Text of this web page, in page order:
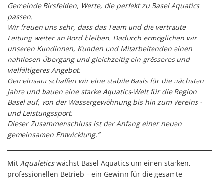
Gemeinde Birsfelden, Werte, die perfekt zu Basel Aquatics
passen.
Wir freuen uns sehr, dass das Team und die vertraute
Leitung weiter an Bord bleiben. Dadurch ermöglichen wir
unseren Kundinnen, Kunden und Mitarbeitenden einen
nahtlosen Übergang und gleichzeitig ein grösseres und
vielfältigeres Angebot.
Gemeinsam schaffen wir eine stabile Basis für die nächsten
Jahre und bauen eine starke Aquatics-Welt für die Region
Basel auf, von der Wassergewöhnung bis hin zum Vereins -
und Leistungssport.
Dieser Zusammenschluss ist der Anfang einer neuen
gemeinsamen Entwicklung.“
Mit Aqualeticswächst Basel Aquatics um einen starken,
professionellen Betrieb – ein Gewinn für die gesamte